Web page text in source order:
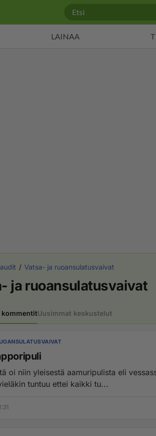
LAINAA
Vatsa- ja ruoansulatusvaivat
ja ruoansulatusvaivat
kommentitUusimmat keskustelut
oi niin yleisestä aamuripulista eli
tuntuu ettei kaikki tu...